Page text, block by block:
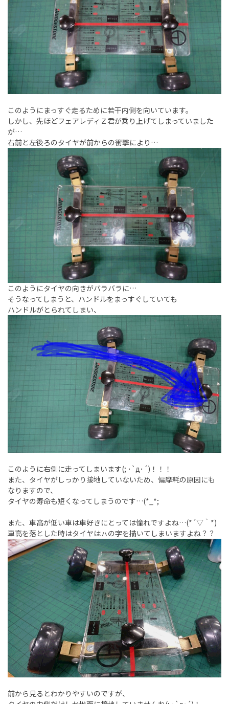
このようにまっすぐ走るために若干内側を向いています。
しかし、先ほどフェアレディＺ君が乗り上げてしまっていました
が…
右前と左後ろのタイヤが前からの衝撃により…
このようにタイヤの向きがバラバラに…
そうなってしまうと、ハンドルをまっすぐしていても
ハンドルがとられてしまい、
このように右側に走ってしまいます(; ･`д･´)！！！
また、タイヤがしっかり接地していないため、偏摩耗の原因にも
なりますので、
タイヤの寿命も短くなってしまうのです…(*_*;
また、車高が低い車は車好きにとっては憧れですよね…(*´▽｀*)
車高を落とした時はタイヤはㇵの字を描いてしまいますよね？？
前から見るとわかりやすいのですが、